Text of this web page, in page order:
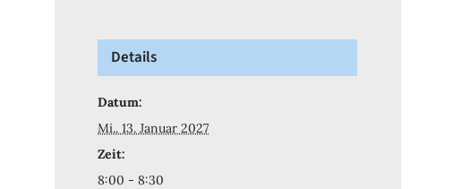
Details
Datum:
Mi.. 13. Januar 2027
Zeit:
8:00 - 8:30